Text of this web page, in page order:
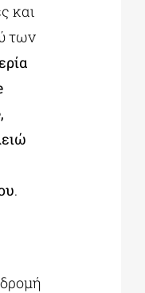
και
των
.